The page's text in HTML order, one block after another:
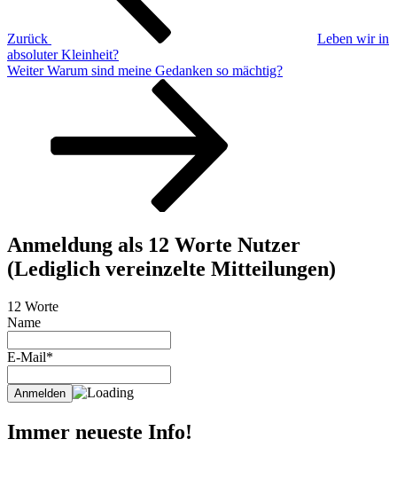
Zurück
Leben wir in
absoluter Kleinheit?
Nächster
Weiter Warum sind meine Gedanken so mächtig?
Anmeldung als 12 Worte Nutzer
(Lediglich vereinzelte Mitteilungen)
12 Worte
Name
E-Mail*
Immer neueste Info!